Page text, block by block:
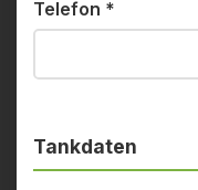
Telefon *
Tankdaten